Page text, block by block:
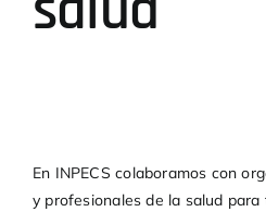
En INPECS colaboramos con
y profesionales de la salud